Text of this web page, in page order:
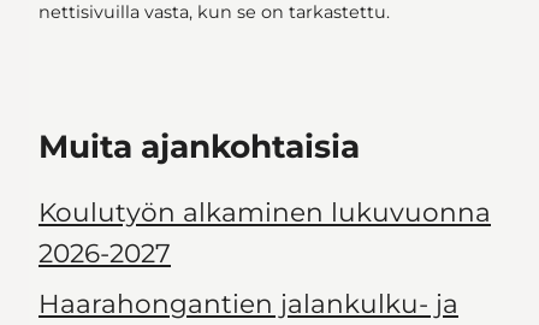
nettisivuilla vasta, kun se on tarkastettu.
Muita ajankohtaisia
Koulutyön alkaminen lukuvuonna
2026-2027
Haarahongantien jalankulku- ja